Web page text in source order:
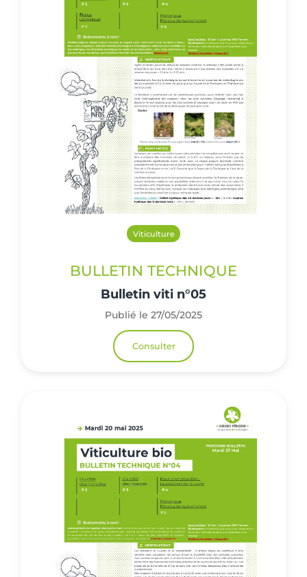
Viticulture
BULLETIN TECHNIQUE
Bulletin viti n°05
Publié le 27/05/2025
Consulter